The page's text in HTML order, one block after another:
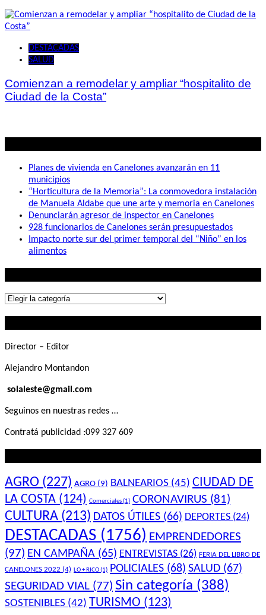
DESTACADAS
SALUD
Comienzan a remodelar y ampliar “hospitalito de
Ciudad de la Costa”
Planes de vivienda en Canelones avanzarán en 11
municipios
“Horticultura de la Memoria”: La conmovedora instalación
de Manuela Aldabe que une arte y memoria en Canelones
Denunciarán agresor de inspector en Canelones
928 funcionarios de Canelones serán presupuestados
Impacto norte sur del primer temporal del “Niño” en los
alimentos
Lo
Director – Editor
Alejandro Montandon
solaleste@gmail.com
Seguinos en nuestras redes …
Contratá publicidad :099 327 609
AGRO (227) AGRO (9) BALNEARIOS (45) CIUDAD DE
LA COSTA (124) Comerciales(1) CORONAVIRUS (81)
CULTURA (213) DATOS ÚTILES (66) DEPORTES (24)
DESTACADAS (1756) EMPRENDEDORES
(97) EN CAMPAÑA (65) ENTREVISTAS (26) FERIA DEL LIBRO DE
CANELONES 2022 (4) LO + RICO(1) POLICIALES (68) SALUD (67)
SEGURIDAD VIAL (77) Sin categoría (388)
SOSTENIBLES (42) TURISMO (123)